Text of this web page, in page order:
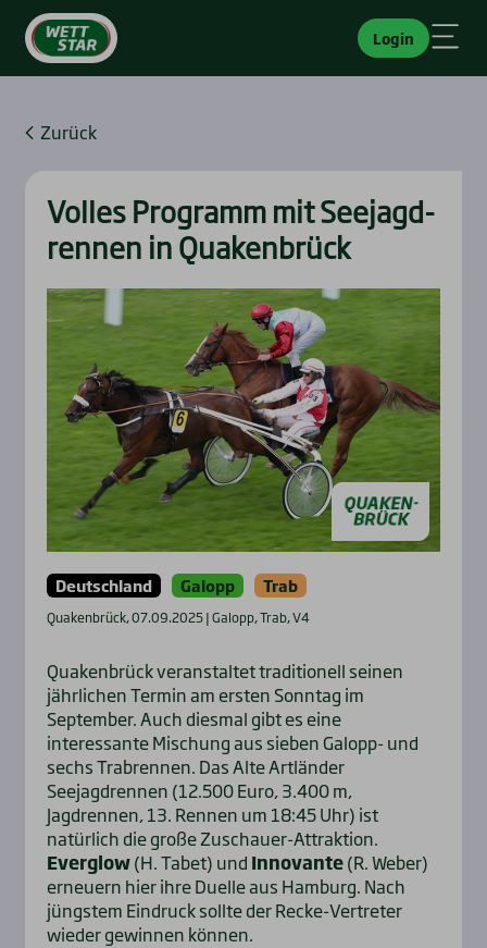
Login
Zurück
Vol­les Pro­gramm mit See­jagd­
ren­nen in Qua­ken­brück
Deutschland Galopp Trab
Quakenbrück, 07.09.2025 | Galopp, Trab, V4
Quakenbrück veranstaltet traditionell seinen
jährlichen Termin am ersten Sonntag im
September. Auch diesmal gibt es eine
interessante Mischung aus sieben Galopp- und
sechs Trabrennen. Das Alte Artländer
Seejagdrennen (12.500 Euro, 3.400 m,
Jagdrennen, 13. Rennen um 18:45 Uhr) ist
natürlich die große Zuschauer-Attraktion.
Everglow(H. Tabet) und Innovante(R. Weber)
erneuern hier ihre Duelle aus Hamburg. Nach
jüngstem Eindruck sollte der Recke-Vertreter
wieder gewinnen können.